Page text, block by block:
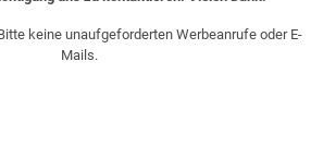
keine unaufgeforderten Werbeanrufe oder E-
Mails.